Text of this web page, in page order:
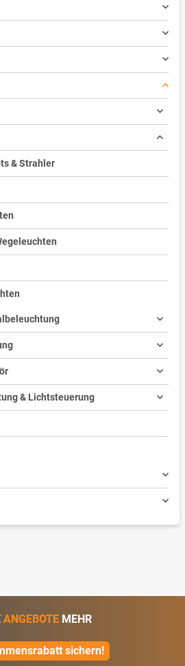
& Strahler
& Lichtsteuerung
ANGEBOTE MEHR
sichern!